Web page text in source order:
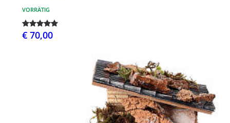
VORRÄTIG
€ 70,00